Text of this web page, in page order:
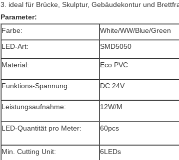
3. ideal für Brücke, Skulptur, Gebäudekontur und
Parameter:
Farbe:
White/WW/Blue/Green
LED-Art:
SMD5050
Material: Eco PVC
Funktions-Spannung: DC 24V
Leistungsaufnahme: 12W/M
LED-Quantität pro Meter: 60pcs
Min. Cutting Unit: 6LEDs